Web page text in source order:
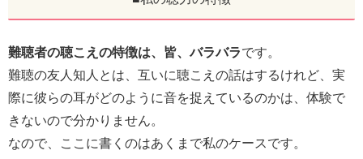
難聴者の聴こえの特徴は、皆、バラバラです。
難聴の友人知人とは、互いに聴こえの話はするけれど、実
際に彼らの耳がどのように音を捉えているのかは、体験で
きないので分かりません。
なので、ここに書くのはあくまで私のケースです。